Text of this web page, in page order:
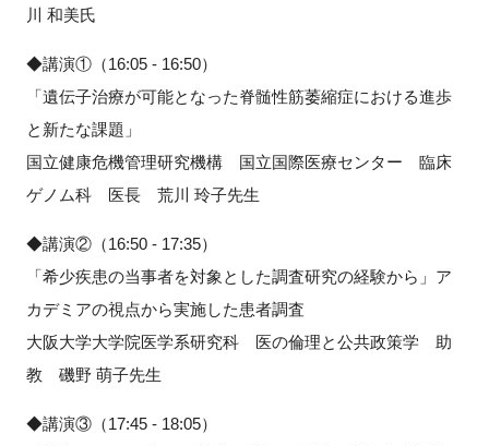
川 和美氏
◆講演①（16:05 - 16:50）
「遺伝子治療が可能となった脊髄性筋萎縮症における進歩
と新たな課題」
国立健康危機管理研究機構 国立国際医療センター 臨床
ゲノム科 医長 荒川 玲子先生
◆講演②（16:50 - 17:35）
「希少疾患の当事者を対象とした調査研究の経験から」ア
カデミアの視点から実施した患者調査
大阪大学大学院医学系研究科 医の倫理と公共政策学 助
教 磯野 萌子先生
◆講演③（17:45 - 18:05）